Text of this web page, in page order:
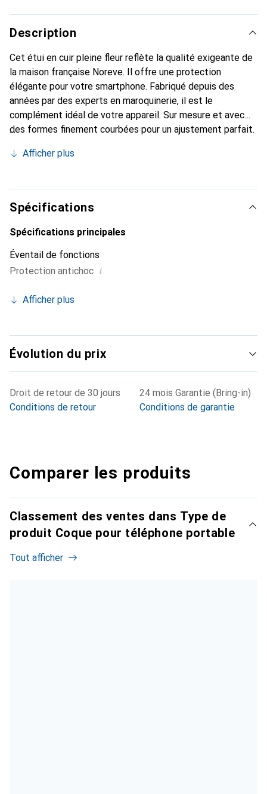
Description
Cet étui en cuir pleine fleur reflète la qualité exigeante de
la maison française Noreve. Il offre une protection
élégante pour votre smartphone. Fabriqué depuis des
années par des experts en maroquinerie, il est le
complément idéal de votre appareil. Sur mesure et avec
des formes finement courbées pour un ajustement parfait.
smartphone. La marque Noreve est reconnue
constitue toujours un bon choix pour le client exigeant.
Afficher plus
Spécifications
Spécifications principales
Éventail de fonctions
Protection antichoc i
Afficher plus
Évolution du prix
Droit de retour de 30 jours
Conditions de retour
24 mois Garantie (Bring-in)
Conditions de garantie
Comparer les produits
Classement des ventes dans Type de
produit Coque pour téléphone portable
Tout afficher